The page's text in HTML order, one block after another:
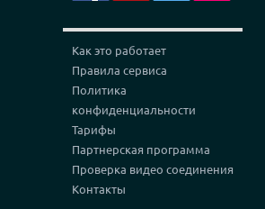
Как это работает
Правила сервиса
Политика
конфиденциальности
Тарифы
Партнерская программа
Проверка видео соединения
Контакты